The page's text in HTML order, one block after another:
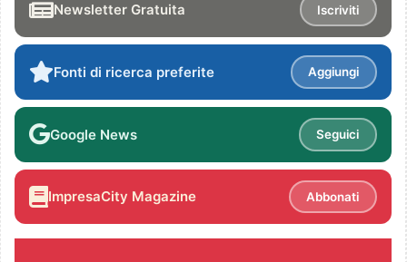
Newsletter Gratuita Iscriviti
Fonti di ricerca preferite Aggiungi
Google News Seguici
ImpresaCity Magazine Abbonati